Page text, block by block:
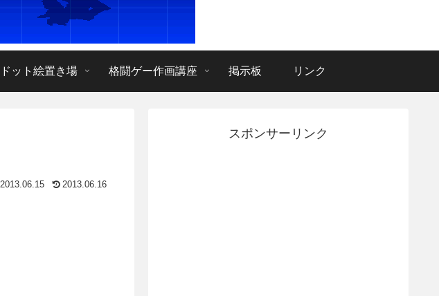
ドット絵置き場 格闘ゲー作画講座 掲示板 リンク
2013.06.15 2013.06.16
スポンサーリンク